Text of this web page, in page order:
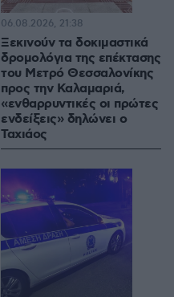
Ξεκινούν τα δοκιμαστικά
δρομολόγια της επέκτασης
του Μετρό Θεσσαλονίκης
προς την Καλαμαριά,
«ενθαρρυντικές οι πρώτες
ενδείξεις» δηλώνει ο
Ταχιάος
06.08.2026, 21:38